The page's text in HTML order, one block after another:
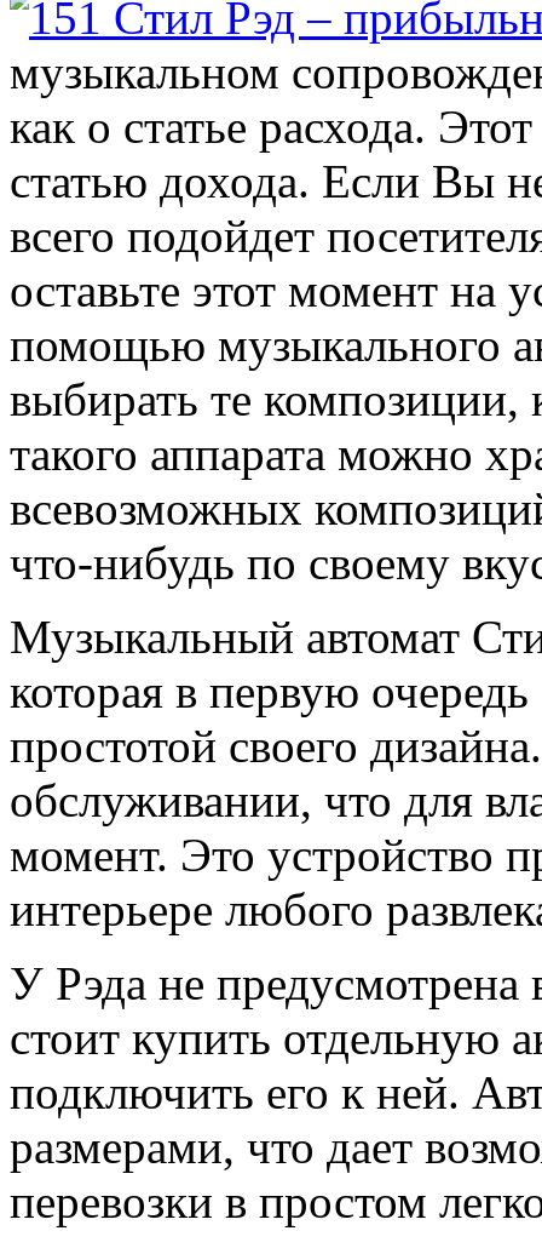
музыкальном
как о статье расхода.
статью дохода. Если Вы
всего подойдет
оставьте этот момент на
помощью музыкального
выбирать те композиции,
такого аппарата можно
всевозможных
что-нибудь по своему
Музыкальный автомат
которая в первую
простотой своего
обслуживании, что для
момент. Это устройство
интерьере любого
У Рэда не предусмотрена
стоит купить отдельную
подключить его к ней.
размерами, что дает
перевозки в простом